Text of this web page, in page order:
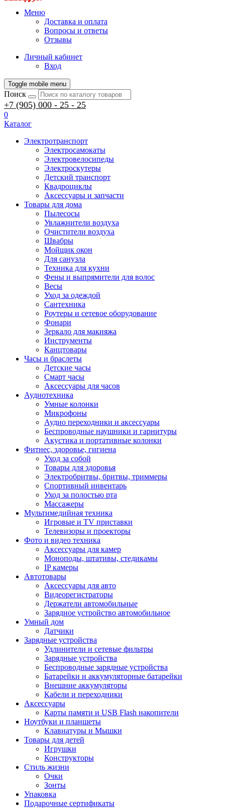
Меню
Доставка и оплата
Вопросы и ответы
Отзывы
Личный кабинет
Вход
Toggle mobile menu
Поиск
+7 (905) 000 - 25 - 25
0
Каталог
Электротранспорт
Электросамокаты
Электровелосипеды
Электроскутеры
Детский транспорт
Квадроциклы
Аксессуары и запчасти
Товары для дома
Пылесосы
Увлажнители воздуха
Очистители воздуха
Швабры
Мойщик окон
Для санузла
Техника для кухни
Фены и выпрямители для волос
Весы
Уход за одеждой
Сантехника
Роутеры и сетевое оборудование
Фонари
Зеркало для макияжа
Инструменты
Канцтовары
Часы и браслеты
Детские часы
Смарт часы
Аксессуары для часов
Аудиотехника
Умные колонки
Микрофоны
Аудио переходники и аксессуары
Беспроводные наушники и гарнитуры
Акустика и портативные колонки
Фитнес, здоровье, гигиена
Уход за собой
Товары для здоровья
Электробритвы, бритвы, триммеры
Спортивный инвентарь
Уход за полостью рта
Массажеры
Мультимедийная техника
Игровые и TV приставки
Телевизоры и проекторы
Фото и видео техника
Аксессуары для камер
Моноподы, штативы, стедикамы
IP камеры
Автотовары
Аксессуары для авто
Видеорегистраторы
Держатели автомобильные
Зарядное устройство автомобильное
Умный дом
Датчики
Зарядные устройства
Удлинители и сетевые фильтры
Зарядные устройства
Беспроводные зарядные устройства
Батарейки и аккумуляторные батарейки
Внешние аккумуляторы
Кабели и переходники
Аксессуары
Карты памяти и USB Flash накопители
Ноутбуки и планшеты
Клавиатуры и Мышки
Товары для детей
Игрушки
Конструкторы
Стиль жизни
Очки
Зонты
Упаковка
Подарочные сертификаты